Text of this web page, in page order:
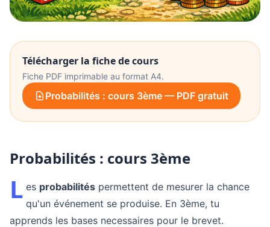
Télécharger la fiche de cours
Fiche PDF imprimable au format A4.
Probabilités : cours 3ème — PDF gratuit
Probabilités : cours 3ème
L es probabilités permettent de mesurer la chance
qu'un événement se produise. En 3ème, tu
apprends les bases necessaires pour le brevet.